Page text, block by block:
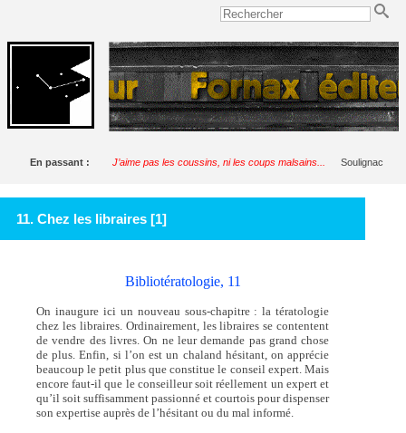
En passant : J’aime pas les coussins, ni les coups malsains... Soulignac
11. Chez les libraires [1]
Bibliotératologie, 11
On inaugure ici un nouveau sous-chapitre : la tératologie
chez les libraires. Ordinairement, les libraires se contentent
de vendre des livres. On ne leur demande pas grand chose
de plus. Enfin, si l’on est un chaland hésitant, on apprécie
beaucoup le petit plus que constitue le conseil expert. Mais
encore faut-il que le conseilleur soit réellement un expert et
qu’il soit suffisamment passionné et courtois pour dispenser
son expertise auprès de l’hésitant ou du mal informé.